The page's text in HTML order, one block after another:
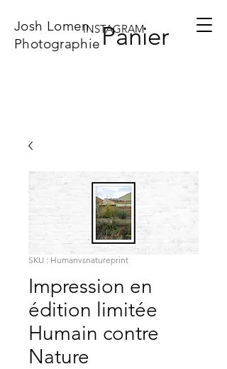
Josh Lomen
Photographie
INSTAGRAM
Panier
SKU : Humanvsnatureprint
Impression en
édition limitée
Humain contre
Nature